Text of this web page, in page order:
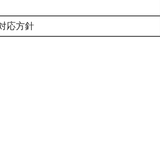
応方針